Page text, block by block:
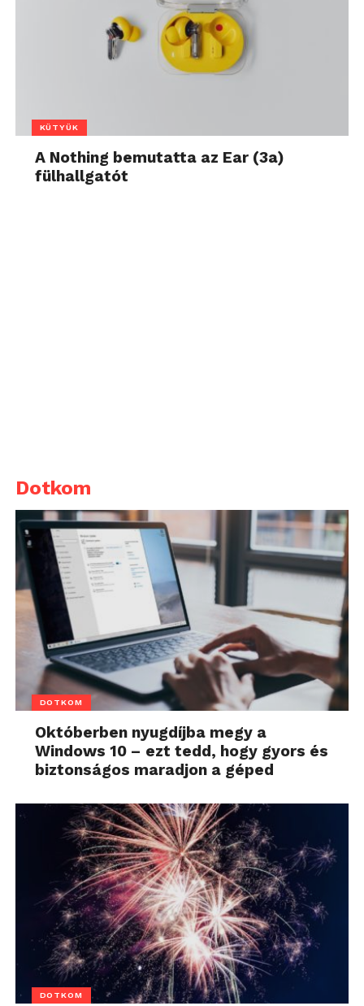
KÜTYÜK
A Nothing bemutatta az Ear (3a)
fülhallgatót
Dotkom
DOTKOM
Októberben nyugdíjba megy a
Windows 10 – ezt tedd, hogy gyors és
biztonságos maradjon a géped
DOTKOM